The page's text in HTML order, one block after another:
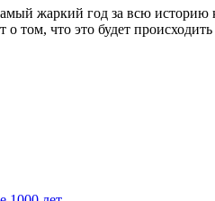
жаркий год за всю
том, что это будет